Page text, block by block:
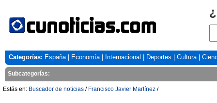
Categorías: España| Economía| Internacional Deportes Cultura|
Subcategorías:
Estás en: Buscador de noticias / Francisco Javier Martínez /